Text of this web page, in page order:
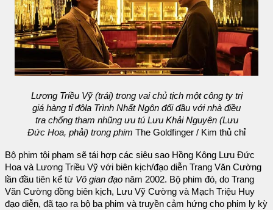
Lương Triều Vỹ (trái) trong vai chủ tịch một công ty trị
giá hàng tỉ đôla Trình Nhất Ngôn đối đầu với nhà điều
tra chống tham nhũng ưu tú Lưu Khải Nguyên (Lưu
Đức Hoa, phải) trong phim The Goldfinger / Kim thủ chỉ
Bộ phim tội phạm sẽ tái hợp các siêu sao Hồng Kông Lưu Đức
Hoa và Lương Triều Vỹ với biên kịch/đạo diễn Trang Văn Cường
lần đầu tiên kể từ Vô gian đạo năm 2002. Bộ phim đó, do Trang
Văn Cường đồng biên kịch, Lưu Vỹ Cường và Mạch Triệu Huy
đạo diễn, đã tạo ra bộ ba phim và truyền cảm hứng cho phim ly kỳ